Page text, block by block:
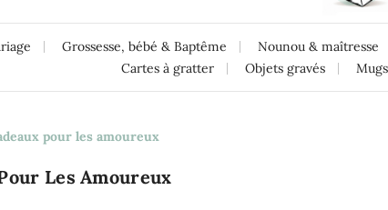
Grossesse, bébé & Baptême Nounou & maîtresse
Cartes à gratter
Objets gravés Mugs
pour les amoureux
Les Amoureux